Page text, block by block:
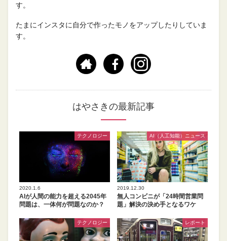
す。
たまにインスタに自分で作ったモノをアップしたりしていま
す。
はやさきの最新記事
テクノロジー
2020.1.6
AIが人間の能力を超える2045年
問題は、一体何が問題なのか？
AI（人工知能）ニュース
2019.12.30
無人コンビニが「24時間営業問
題」解決の決め手となるワケ
テクノロジー レポート